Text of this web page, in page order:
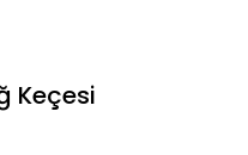
Keçesi